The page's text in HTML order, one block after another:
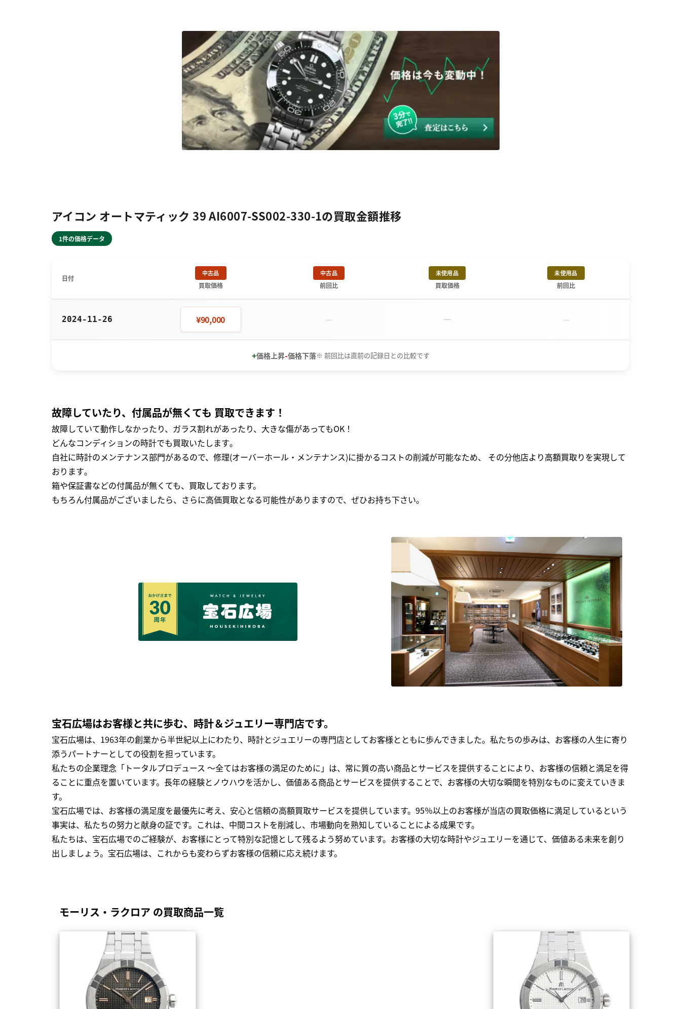
アイコン オートマティック 39 AI6007-SS002-330-1の買取金額推移
1件の価格データ
日付
中古品
買取価格
中古品
前回比
未使用品
買取価格
未使用品
前回比
2024-11-26 ¥90,000 － － －
+価格上昇-価格下落※ 前回比は直前の記録日との比較です
故障していたり、付属品が無くても 買取できます！
故障していて動作しなかったり、ガラス割れがあったり、大きな傷があってもOK！
どんなコンディションの時計でも買取いたします｡
自社に時計のメンテナンス部門があるので、修理(オーバーホール・メンテナンス)に掛かるコストの削減が可能なため、 その分他店より高額買取りを実現して
おります｡
箱や保証書などの付属品が無くても、買取しております。
もちろん付属品がございましたら、さらに高価買取となる可能性がありますので、ぜひお持ち下さい｡
宝石広場はお客様と共に歩む、時計＆ジュエリー専門店です。
宝石広場は、1963年の創業から半世紀以上にわたり、時計とジュエリーの専門店としてお客様とともに歩んできました。私たちの歩みは、お客様の人生に寄り
添うパートナーとしての役割を担っています。
私たちの企業理念「トータルプロデュース ～全てはお客様の満足のために」は、常に質の高い商品とサービスを提供することにより、お客様の信頼と満足を得
ることに重点を置いています。長年の経験とノウハウを活かし、価値ある商品とサービスを提供することで、お客様の大切な瞬間を特別なものに変えていきま
す。
宝石広場では、お客様の満足度を最優先に考え、安心と信頼の高額買取サービスを提供しています。95％以上のお客様が当店の買取価格に満足しているという
事実は、私たちの努力と献身の証です。これは、中間コストを削減し、市場動向を熟知していることによる成果です。
私たちは、宝石広場でのご経験が、お客様にとって特別な記憶として残るよう努めています。お客様の大切な時計やジュエリーを通じて、価値ある未来を創り
出しましょう。宝石広場は、これからも変わらずお客様の信頼に応え続けます。
モーリス・ラクロア の買取商品一覧